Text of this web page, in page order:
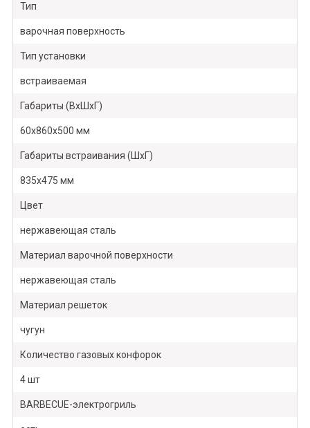
Тип
варочная поверхность
Тип установки
встраиваемая
Габариты (ВхШхГ)
60х860х500 мм
Габариты встраивания (ШхГ)
835х475 мм
Цвет
нержавеющая сталь
Материал варочной поверхности
нержавеющая сталь
Материал решеток
чугун
Количество газовых конфорок
4 шт
BARBECUE-электрогриль